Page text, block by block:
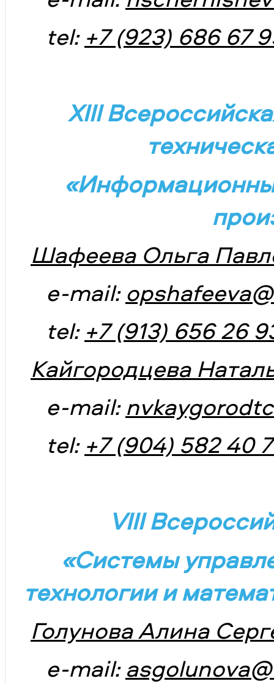
tel: +7 (923) 686 67
XIII
Шафеева Ольга
e-mail:
tel: +7 (913) 656 26
Кайгородцева
e-mail:
tel: +7(904) 582 40
VIII
«Системы
технологии и
Голунова Алина
e-mail: